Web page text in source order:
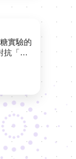
實驗的
抗「現